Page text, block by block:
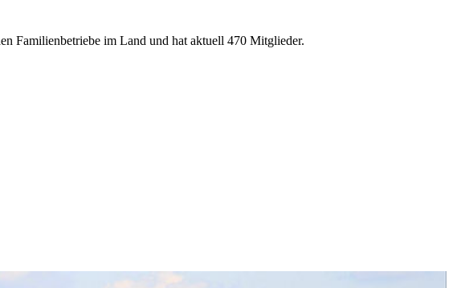
Familienbetriebe im Land und hat aktuell 470 Mitglieder.